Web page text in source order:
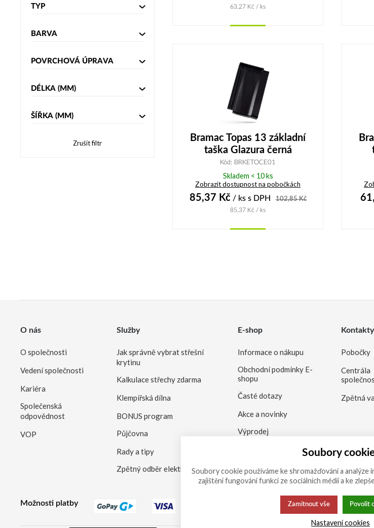
TYP
BARVA
POVRCHOVÁ ÚPRAVA
DÉLKA (MM)
ŠÍŘKA (MM)
Zrušit filtr
63,27 Kč / ks
Bramac Topas 13 základní
taška Glazura černá
Kód: BRKETOCE01
Skladem < 10 ks
Zobrazit dostupnost na pobočkách
85,37 Kč/ ks s DPH 102,85Kč
85,37 Kč / ks
O nás
O společnosti
Vedení společnosti
Kariéra
Společenská
odpovědnost
VOP
Služby
Jak správně vybrat střešní
krytinu
Kalkulace střechy zdarma
Klempířská dílna
BONUS program
Půjčovna
Rady a tipy
Zpětný odběr elektrozařízení
E-shop
Informace o nákupu
Obchodní podmínky E-
shopu
Časté dotazy
Akce a novinky
Výprodej
Kontakty
Pobočky
Centrála
Zpětná
Možnosti platby
Soubory
Soubory cookie používáme ke shromažďování a analýze
zajištění fungování funkcí ze sociálních médií a ke
Zamítnout vše Povolit
Nastavení cookies